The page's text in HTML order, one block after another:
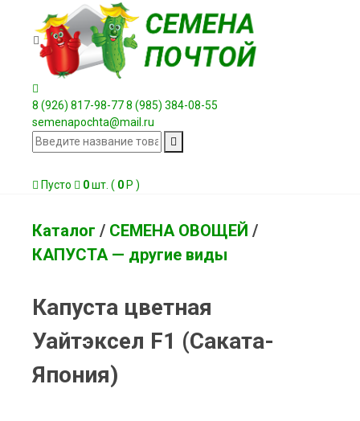
8 (926) 817-98-778 (985) 384-08-55
semenapochta@mail.ru
Пусто 0шт. ( 0 Р )
Каталог / СЕМЕНА ОВОЩЕЙ /
КАПУСТА — другие виды
Капуста цветная
Уайтэксел F1 (Саката-
Япония)